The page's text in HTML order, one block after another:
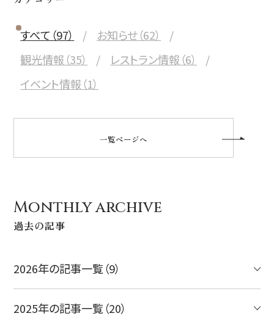
すべて（97）
お知らせ（62）
観光情報（35）
レストラン情報（6）
イベント情報（1）
一覧ページへ
Monthly archive
過去の記事
2026年の記事一覧（9）
2025年の記事一覧（20）